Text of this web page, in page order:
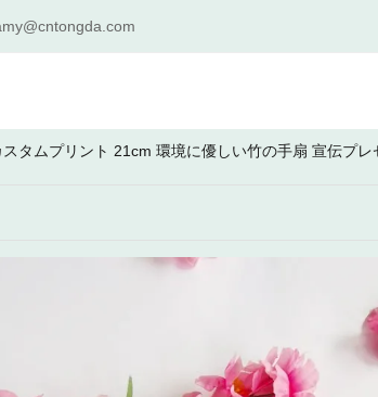
スタムプリント 21cm 環境に優しい竹の手扇 宣伝プレ